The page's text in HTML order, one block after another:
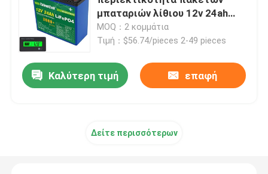
μπαταρία 12V LiFePO4
μπαταρία 24V Lifepo4
μπαταριών λίθιου 12v 24ah
Lifepo4 με την επίδειξη LCD
MOQ：2 κομμάτια
Τιμή：$56.74/pieces 2-49 pieces
Καλύτερη τιμή επαφή
Δείτε περισσότερων